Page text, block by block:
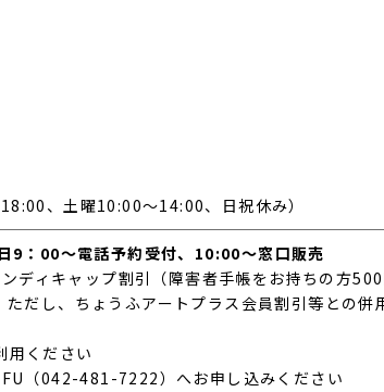
、土曜10:00～14:00、日祝休み）
9：00～電話予約受付、10:00～窓口販売
ィキャップ割引（障害者手帳をお持ちの方500
だし、ちょうふアートプラス会員割引等との併
用ください
（042-481-7222）へお申し込みください